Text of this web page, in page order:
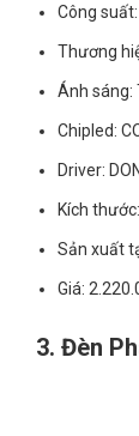
Công
Thương
Ánh sáng:
Chipled:
Driver:
Kích
Sản xuất
Giá:
3. Đèn